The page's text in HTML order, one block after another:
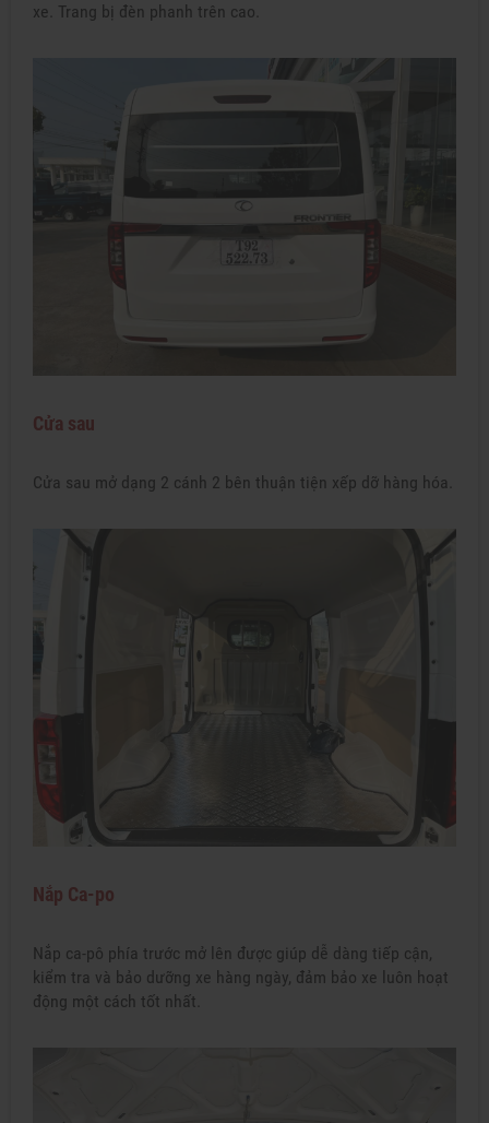
xe. Trang bị đèn phanh trên cao.
Cửa sau
Cửa sau mở dạng 2 cánh 2 bên thuận tiện xếp dỡ hàng hóa.
Nắp Ca-po
Nắp ca-pô phía trước mở lên được giúp dễ dàng tiếp cận,
kiểm tra và bảo dưỡng xe hàng ngày, đảm bảo xe luôn hoạt
động một cách tốt nhất.